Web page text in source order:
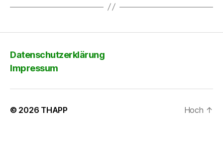
Datenschutzerklärung
Impressum
© 2026 THAPP Hoch ↑